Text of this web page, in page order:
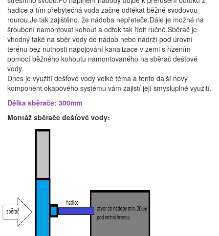
hadice a tím přebytečná voda začne odtékat běžně svodovou
rourou.Je tak zajištěno, že nádoba nepřeteče.Dále je možné na
šroubení namontovat kohout a odtok tak řídit ručně.Sběrač je
vhodný také na sběr vody do nádob nebo nádrží pod úrovní
terénu bez nutnosti napojování kanalizace v zemi s řízením
pomocí běžného kohoutu namontovaného na sběrač dešťové
vody.
Dnes je využití dešťové vody velké téma a tento další nový
komponent okapového systému vám zajistí její smysluplné využití.
Délka sběrače: 300mm
Montáž sběrače dešťové vody: